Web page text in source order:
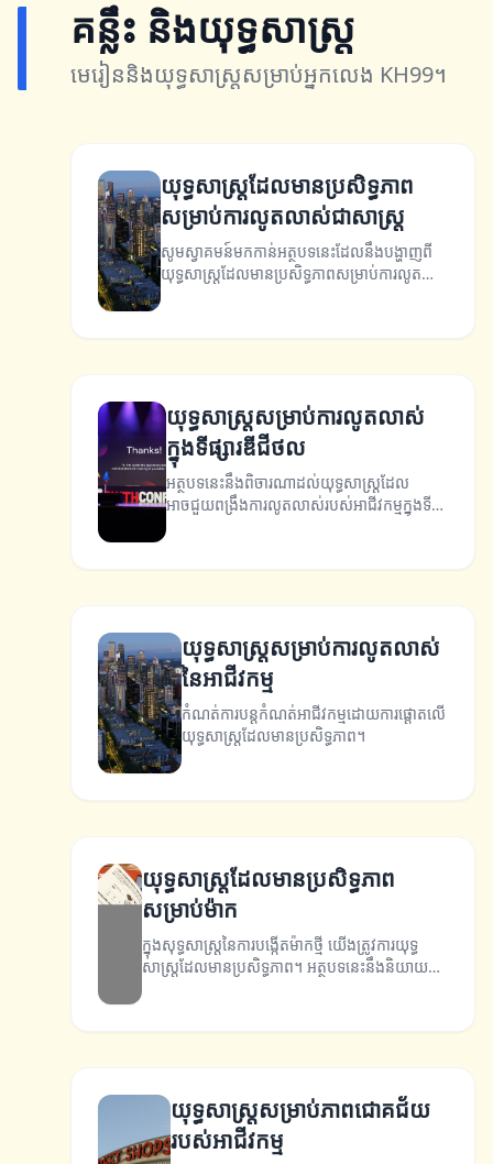
គន្លឹះ និងយុទ្ធសាស្ត្រ
មេរៀននិងយុទ្ធសាស្ត្រសម្រាប់អ្នកលេង KH99។
យុទ្ធសាស្ត្រដែលមានប្រសិទ្ធភាព
សម្រាប់ការលូតលាស់ជាសាស្ត្រ
សូមស្វាគមន៍មកកាន់អត្ថបទនេះដែលនឹងបង្ហាញពី
យុទ្ធសាស្ត្រដែលមានប្រសិទ្ធភាពសម្រាប់ការលូត
យុទ្ធសាស្ត្រសម្រាប់ការលូតលាស់
ក្នុងទីផ្សារឌីជីថល
អត្ថបទនេះនឹងពិចារណាដល់យុទ្ធសាស្ត្រដែល
អាចជួយពង្រឹងការលូតលាស់របស់អាជីវកម្មក្នុងទី
ផ្សារឌីជីថល។
យុទ្ធសាស្ត្រសម្រាប់ការលូតលាស់
នៃអាជីវកម្ម
កំណត់ការបន្តកំណត់អាជីវកម្មដោយការផ្តោតលើ
យុទ្ធសាស្ត្រដែលមានប្រសិទ្ធភាព។
យុទ្ធសាស្ត្រដែលមានប្រសិទ្ធភាព
សម្រាប់ម៉ាក
ក្នុងសុទ្ធសាស្ត្រនៃការបង្កើតម៉ាកថ្មី យើងត្រូវការយុទ្ធ
សាស្ត្រដែលមានប្រសិទ្ធភាព។ អត្ថបទនេះនឹងនិយាយពី
គន្លឹះនិងយុទ្ធសាស្ត្រដែលអាចជួយដឹកនាំម៉ាករបស់អ្នកឱ្យ
យុទ្ធសាស្ត្រសម្រាប់ភាពជោគជ័យ
របស់អាជីវកម្ម